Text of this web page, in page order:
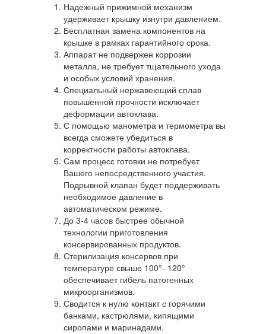
Надежный прижимной механизм
удерживает крышку изнутри давлением.
Бесплатная замена компонентов на
крышке в рамках гарантийного срока.
Аппарат не подвержен коррозии
металла, не требует тщательного ухода
и особых условий хранения.
Специальный нержавеющий сплав
повышенной прочности исключает
деформации автоклава.
С помощью манометра и термометра вы
всегда сможете убедиться в
корректности работы автоклава.
Сам процесс готовки не потребует
Вашего непосредственного участия.
Подрывной клапан будет поддерживать
необходимое давление в
автоматическом режиме.
До 3-4 часов быстрее обычной
технологии приготовления
консервированных продуктов.
Стерилизация консервов при
температуре свыше 100°- 120°
обеспечивает гибель патогенных
микроорганизмов.
Сводится к нулю контакт с горячими
банками, кастрюлями, кипящими
сиропами и маринадами.